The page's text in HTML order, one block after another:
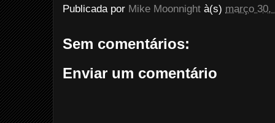
Publicada por Mike Moonnight à(s) março 30,
Sem comentários:
Enviar um comentário